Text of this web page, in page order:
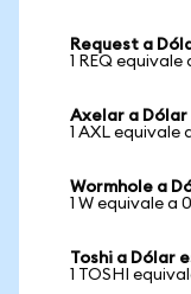
Request a
1 REQ equivale
Axelar a
1 AXL equivale
Wormhole a
1 W equivale a
Toshi a Dólar
1 TOSHI